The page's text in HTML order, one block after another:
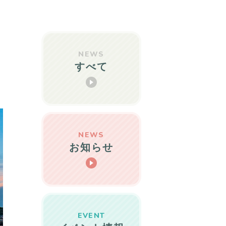
NEWS
すべて
NEWS
お知らせ
EVENT